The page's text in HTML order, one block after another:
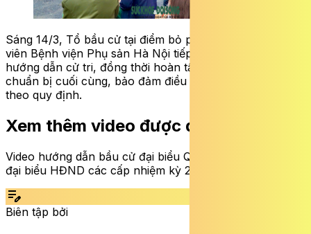
Sáng 14/3, Tổ bầu cử tại điểm bỏ phiếu đặt trong khuôn
viên Bệnh viện Phụ sản Hà Nội tiếp tục tuyên truyền,
hướng dẫn cử tri, đồng thời hoàn tất các phần việc
chuẩn bị cuối cùng, bảo đảm điều kiện phục vụ bầu cử
theo quy định.
Xem thêm video được quan tâm:
Video hướng dẫn bầu cử đại biểu Quốc hội khóa XVI và
đại biểu HĐND các cấp nhiệm kỳ 2026 – 2031
edit_note
Biên tập bởi